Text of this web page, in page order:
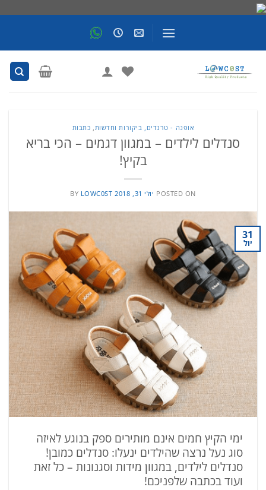
אופנה - טרנדים, ביקורות וחדשות, כתבות
סנדלים לילדים – במגוון דגמים – הכי בריא
בקיץ!
POSTED ON יולי 31, 2018 BY LOWC0ST
31
יול
ימי הקיץ חמים אינם מותירים ספק בנוגע לאיזה
סוג נעל נרצה שהילדים ינעלו: סנדלים כמובן!
סנדלים לילדים, במגוון מידות וסגנונות – כל זאת
ועוד בכתבה שלפניכם!